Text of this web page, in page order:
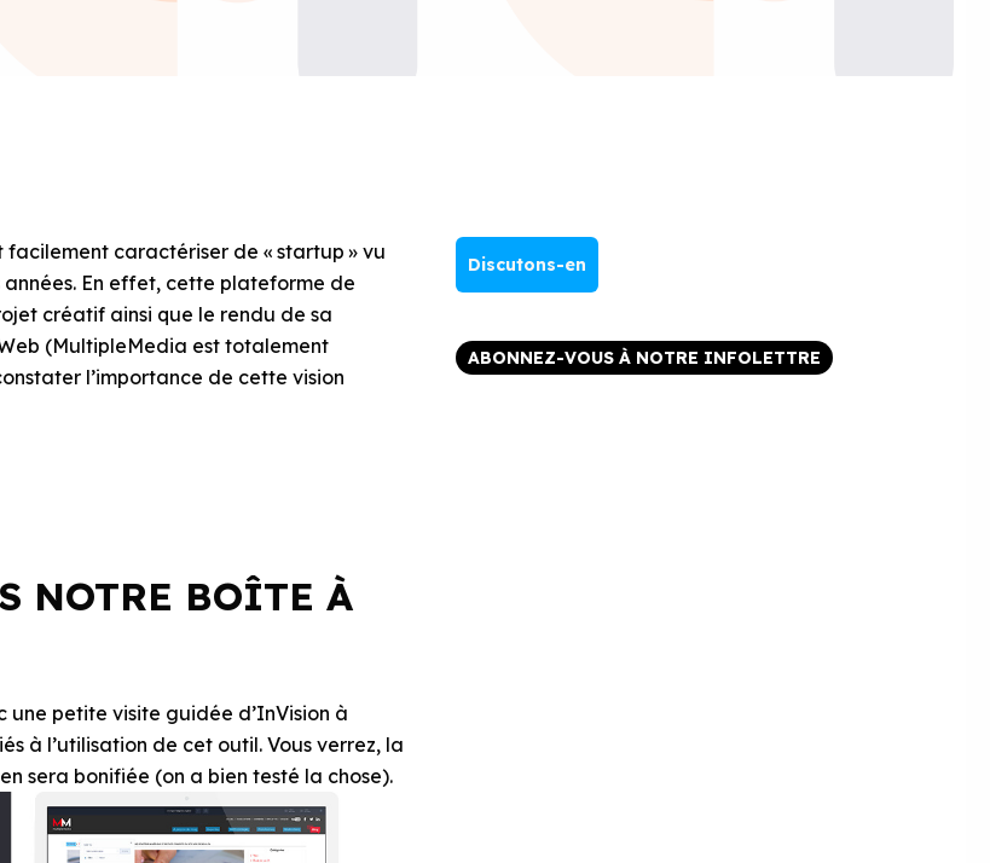
facilement caractériser de « startup » vu
En effet, cette plateforme de
créatif ainsi que le rendu de sa
(MultipleMedia est totalement
l’importance de cette vision
NOTRE BOÎTE À
une petite visite guidée d’InVision à
à l’utilisation de cet outil. Vous verrez, la
sera bonifiée (on a bien testé la chose).
Discutons-en
ABONNEZ-VOUS À NOTRE INFOLETTRE